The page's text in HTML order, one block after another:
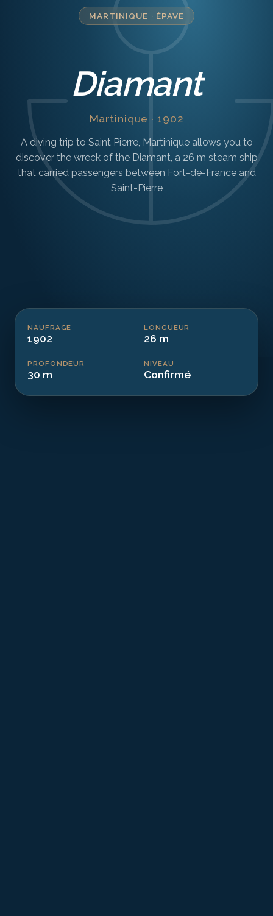
MARTINIQUE · ÉPAVE
Diamant
Martinique · 1902
A diving trip to Saint Pierre, Martinique allows you to
discover the wreck of the Diamant, a 26 m steam ship
that carried passengers between Fort-de-France and
Saint-Pierre
NAUFRAGE
1902
LONGUEUR
26 m
PROFONDEUR
30 m
NIVEAU
Confirmé